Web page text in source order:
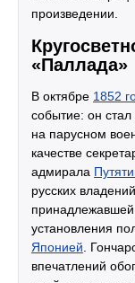
произведении.
«Паллада»
В октябре 1852
событие: он стал
на парусном
качестве
адмирала
русских
принадлежавшей
установления
Японией .
впечатлений